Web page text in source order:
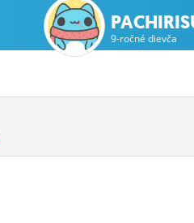
9-ročné dievča